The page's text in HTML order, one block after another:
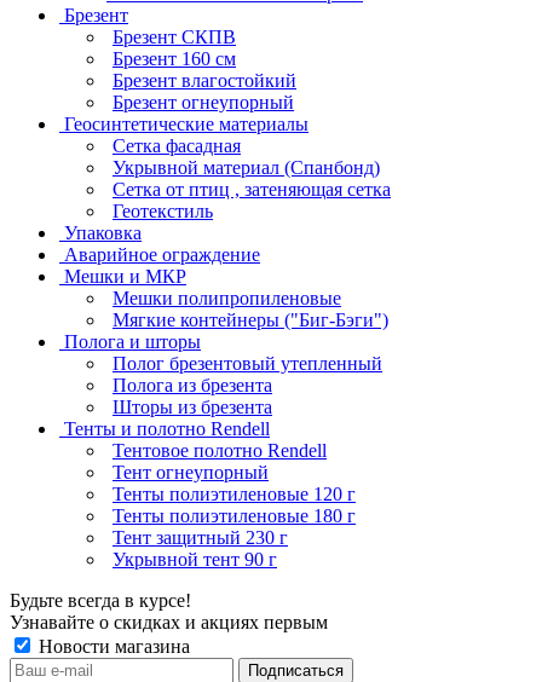
Брезент
Брезент СКПВ
Брезент 160 см
Брезент влагостойкий
Брезент огнеупорный
Геосинтетические материалы
Сетка фасадная
Укрывной материал (Спанбонд)
Сетка от птиц , затеняющая сетка
Геотекстиль
Упаковка
Аварийное ограждение
Мешки и МКР
Мешки полипропиленовые
Мягкие контейнеры ("Биг-Бэги")
Полога и шторы
Полог брезентовый утепленный
Полога из брезента
Шторы из брезента
Тенты и полотно Rendell
Тентовое полотно Rendell
Тент огнеупорный
Тенты полиэтиленовые 120 г
Тенты полиэтиленовые 180 г
Тент защитный 230 г
Укрывной тент 90 г
Будьте всегда в курсе!
Узнавайте о скидках и акциях первым
Новости магазина